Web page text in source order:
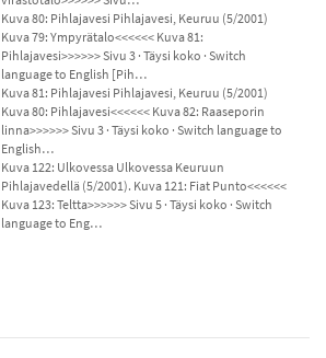
Kuva 80: Pihlajavesi Pihlajavesi, Keuruu (5/2001)
Kuva 79: Ympyrätalo<<<<<< Kuva 81:
Pihlajavesi>>>>>> Sivu 3 · Täysi koko · Switch
language to English [Pih…
Kuva 81: Pihlajavesi Pihlajavesi, Keuruu (5/2001)
Kuva 80: Pihlajavesi<<<<<< Kuva 82: Raaseporin
linna>>>>>> Sivu 3 · Täysi koko · Switch language to
English…
Kuva 122: Ulkovessa Ulkovessa Keuruun
Pihlajavedellä (5/2001). Kuva 121: Fiat Punto<<<<<<
Kuva 123: Teltta>>>>>> Sivu 5 · Täysi koko · Switch
language to Eng…